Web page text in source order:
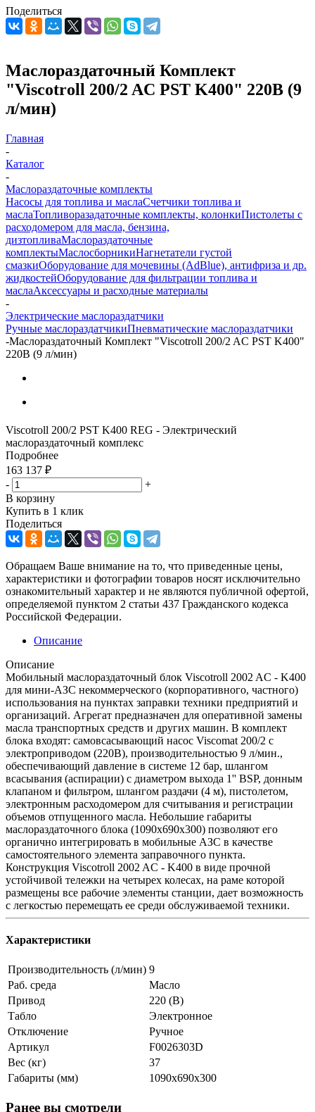
Поделиться
Маслораздаточный Комплект
"Viscotroll 200/2 AC PST K400" 220В (9
л/мин)
Главная
-
Каталог
-
Маслораздаточные комплекты
Насосы для топлива и маслаСчетчики топлива и
маслаТопливоразадаточные комплекты, колонкиПистолеты с
расходомером для масла, бензина,
дизтопливаМаслораздаточные
комплектыМаслосборникиНагнетатели густой
смазкиОборудование для мочевины (AdBlue), антифриза и др.
жидкостейОборудование для фильтрации топлива и
маслаАксессуары и расходные материалы
-
Электрические маслораздатчики
Ручные маслораздатчикиПневматические маслораздатчики
-Маслораздаточный Комплект "Viscotroll 200/2 AC PST K400"
220В (9 л/мин)
Viscotroll 200/2 PST K400 REG - Электрический
маслораздаточный комплекс
Подробнее
163 137 ₽
-
+
В корзину
Купить в 1 клик
Поделиться
Обращаем Ваше внимание на то, что приведенные цены,
характеристики и фотографии товаров носят исключительно
ознакомительный характер и не являются публичной офертой,
определяемой пунктом 2 статьи 437 Гражданского кодекса
Российской Федерации.
Описание
Описание
Мобильный маслораздаточный блок Viscotroll 2002 AC - K400
для мини-АЗС некоммерческого (корпоративного, частного)
использования на пунктах заправки техники предприятий и
организаций. Агрегат предназначен для оперативной замены
масла транспортных средств и других машин. В комплект
блока входят: самовсасывающий насос Viscomat 200/2 с
электроприводом (220В), производительностью 9 л/мин.,
обеспечивающий давление в системе 12 бар, шлангом
всасывания (аспирации) с диаметром выхода 1'' BSP, донным
клапаном и фильтром, шлангом раздачи (4 м), пистолетом,
электронным расходомером для считывания и регистрации
объемов отпущенного масла. Небольшие габариты
маслораздаточного блока (1090x690x300) позволяют его
органично интегрировать в мобильные АЗС в качестве
самостоятельного элемента заправочного пункта.
Конструкция Viscotroll 2002 AC - K400 в виде прочной
устойчивой тележки на четырех колесах, на раме которой
размещены все рабочие элементы станции, дает возможность
с легкостью перемещать ее среди обслуживаемой техники.
Характеристики
Производительность (л/мин) 9
Раб. среда
Масло
Привод
220 (В)
Табло
Электронное
Отключение
Ручное
Артикул
F0026303D
Вес (кг)
37
Габариты (мм)
1090х690х300
Ранее вы смотрели